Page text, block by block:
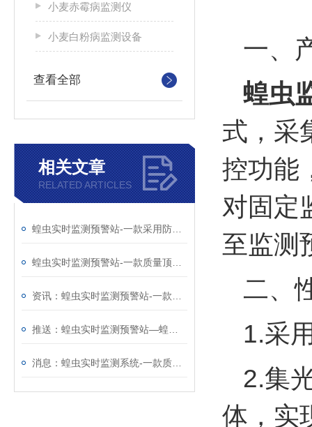
小麦赤霉病监测仪
小麦白粉病监测设备
查看全部
相关文章
RELATED ARTICLES
一、
蝗虫
式，采
控功能
对固定
至监测
二、
1.采
2.集
体，实